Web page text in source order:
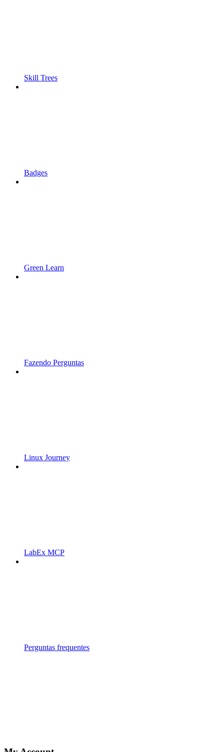
Skill Trees
Badges
Green Learn
Fazendo Perguntas
Linux Journey
LabEx MCP
Perguntas frequentes